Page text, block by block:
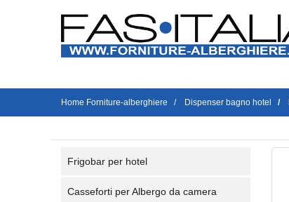
Home Forniture-alberghiere Dispenser bagno hotel
Frigobar per hotel
Casseforti per Albergo da camera